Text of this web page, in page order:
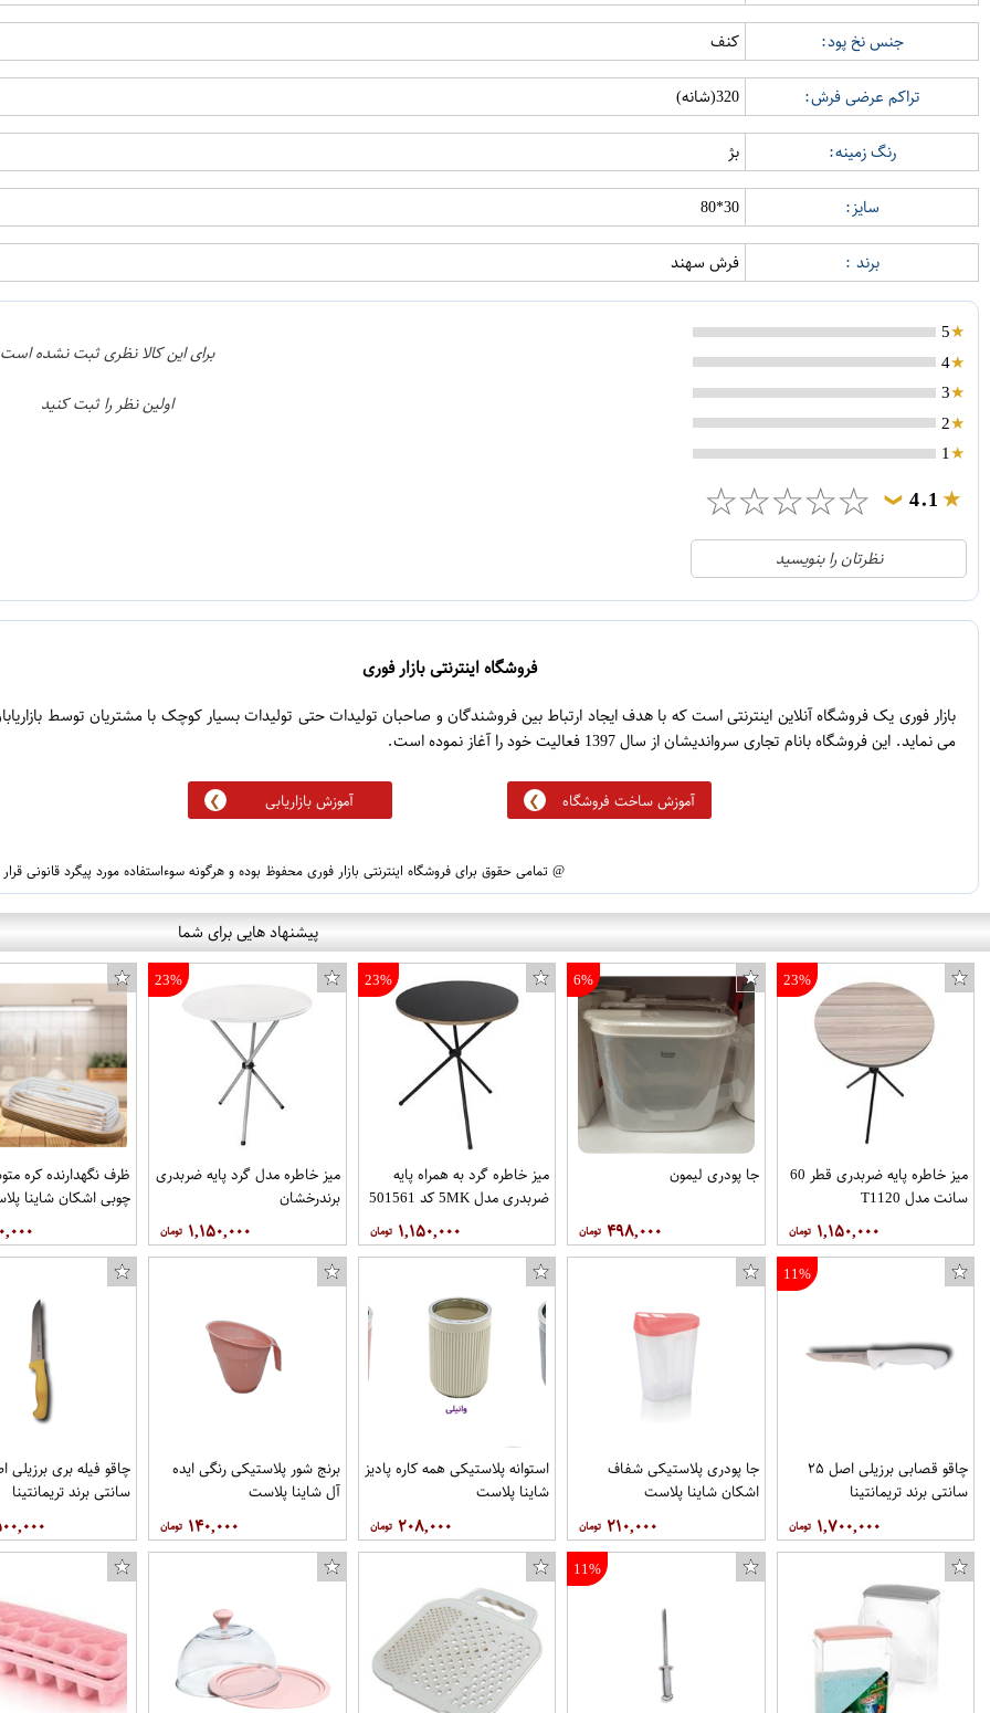
جنس نخ پود: کنف
تراکم عرضی فرش: 320(شانه)
رنگ زمینه: بژ
سایز: 30*80
برند : فرش سهند
5
4
3
2
1
4.1
❯
☆
☆
☆
☆
☆
21
3
1
1
5
نظرتان را بنویسید
برای این کالا نظری ثبت نشده است
اولین نظر را ثبت کنید
فروشگاه اینترنتی بازار فوری
بازار فوری یک فروشگاه آنلاین اینترنتی است که با هدف ایجاد ارتباط بین فروشندگان و صاحبان تولیدات حتی تولیدات بسیار کوچک با مشتریان توسط
می نماید. این فروشگاه بانام تجاری سرواندیشان از سال 1397 فعالیت خود را آغاز نموده است.
آموزش ساخت فروشگاه آموزش بازاریابی
@ تمامی حقوق برای فروشگاه اینترنتی بازار فوری محفوظ بوده و هرگونه سوءاستفاده مورد پیگرد قانونی
پیشنهاد هایی برای شما
23%
میز خاطره پایه ضربدری قطر 60
سانت مدل T1120
۱,۱۵۰,۰۰۰
6%
جا پودری لیمون
۴۹۸,۰۰۰
23%
میز خاطره گرد به همراه پایه
ضربدری مدل 5MK کد 501561
۱,۱۵۰,۰۰۰
23%
میز خاطره مدل گرد پایه ضربدری
برندرخشان
۱,۱۵۰,۰۰۰
ظرف نگهدارنده کره
چوبی اشکان شاینا
11%
چاقو قصابی برزیلی اصل ۲۵
سانتی برند تریمانتینا
۱,۷۰۰,۰۰۰
جا پودری پلاستیکی شفاف
اشکان شاینا پلاست
۲۱۰,۰۰۰
استوانه پلاستیکی همه کاره پادیز
شاینا پلاست
۲۰۸,۰۰۰
برنج شور پلاستیکی رنگی ایده
آل شاینا پلاست
۱۴۰,۰۰۰
سانتی برند تریمانتینا
11%